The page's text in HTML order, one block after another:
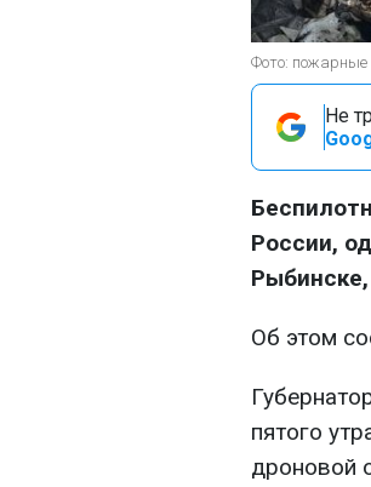
Фото: пожарные
Не
России,
Об этом
пятого
дроновой